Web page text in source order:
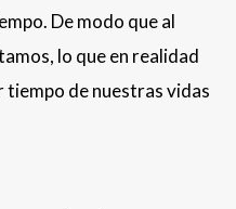
De modo que al
lo que en realidad
tiempo de nuestras vidas